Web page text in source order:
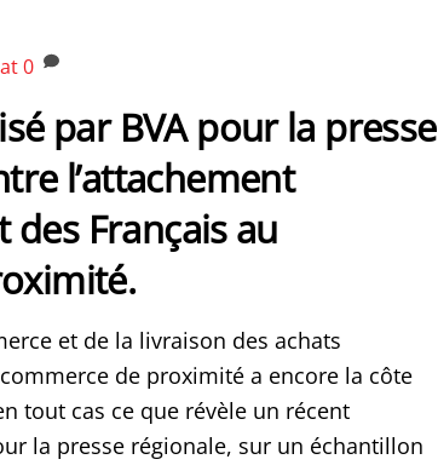
0
par BVA pour la presse
l’attachement
Français au
et de la livraison des achats
de proximité a encore la côte
tout cas ce que révèle un récent
la presse régionale, sur un échantillon